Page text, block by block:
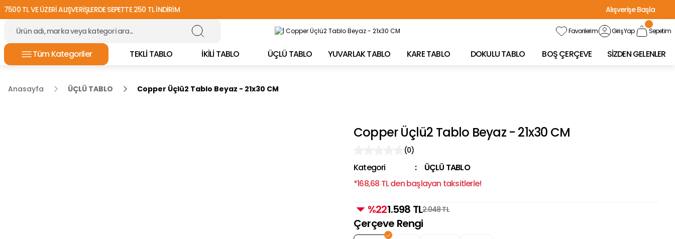
7500 TL VE ÜZERİ ALIŞVERİŞLERDE SEPETTE 250 TL İNDİRİM
Alışverişe Başla
TÜRKİYE'NİN HER YERİNE ÜCRETSİZ KARGO!
Favorilerim Giriş Yap Sepetim
Tüm Kategoriler TEKLİ TABLO İKİLİ TABLO ÜÇLÜ TABLO YUVARLAK TABLO KARE TABLO DOKULU TABLO BOŞ ÇERÇEVE SİZDEN GELENLER
Anasayfa ÜÇLÜ TABLO Copper Üçlü2 Tablo Beyaz - 21x30 CM
Copper Üçlü2 Tablo Beyaz - 21x30 CM
(0)
Kategori
ÜÇLÜ TABLO
*168,68 TL den başlayan taksitlerle!
%221.598 TL2.048 TL
Çerçeve Rengi